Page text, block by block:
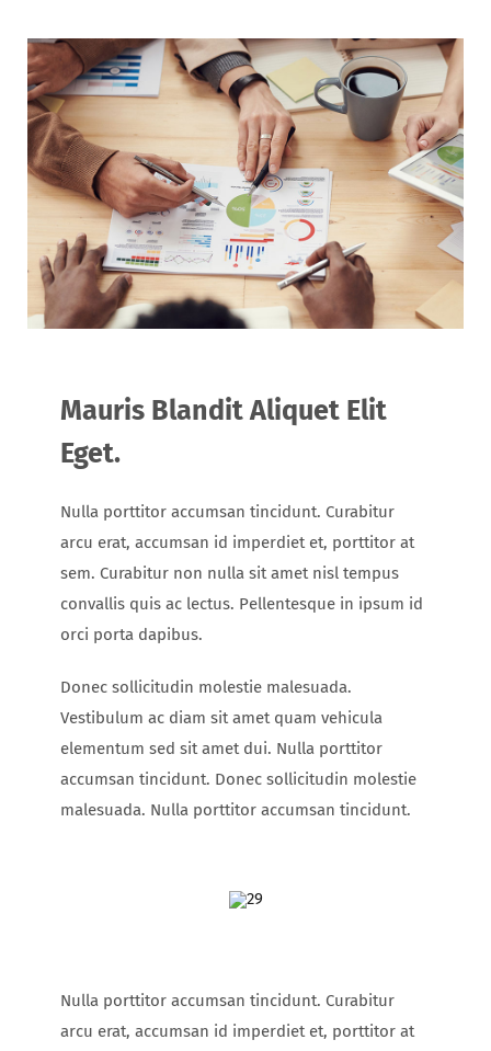
Mauris Blandit Aliquet Elit
Eget.
Nulla porttitor accumsan tincidunt. Curabitur
arcu erat, accumsan id imperdiet et, porttitor at
sem. Curabitur non nulla sit amet nisl tempus
convallis quis ac lectus. Pellentesque in ipsum id
orci porta dapibus.
Donec sollicitudin molestie malesuada.
Vestibulum ac diam sit amet quam vehicula
elementum sed sit amet dui. Nulla porttitor
accumsan tincidunt. Donec sollicitudin molestie
malesuada. Nulla porttitor accumsan tincidunt.
Nulla porttitor accumsan tincidunt. Curabitur
arcu erat, accumsan id imperdiet et, porttitor at